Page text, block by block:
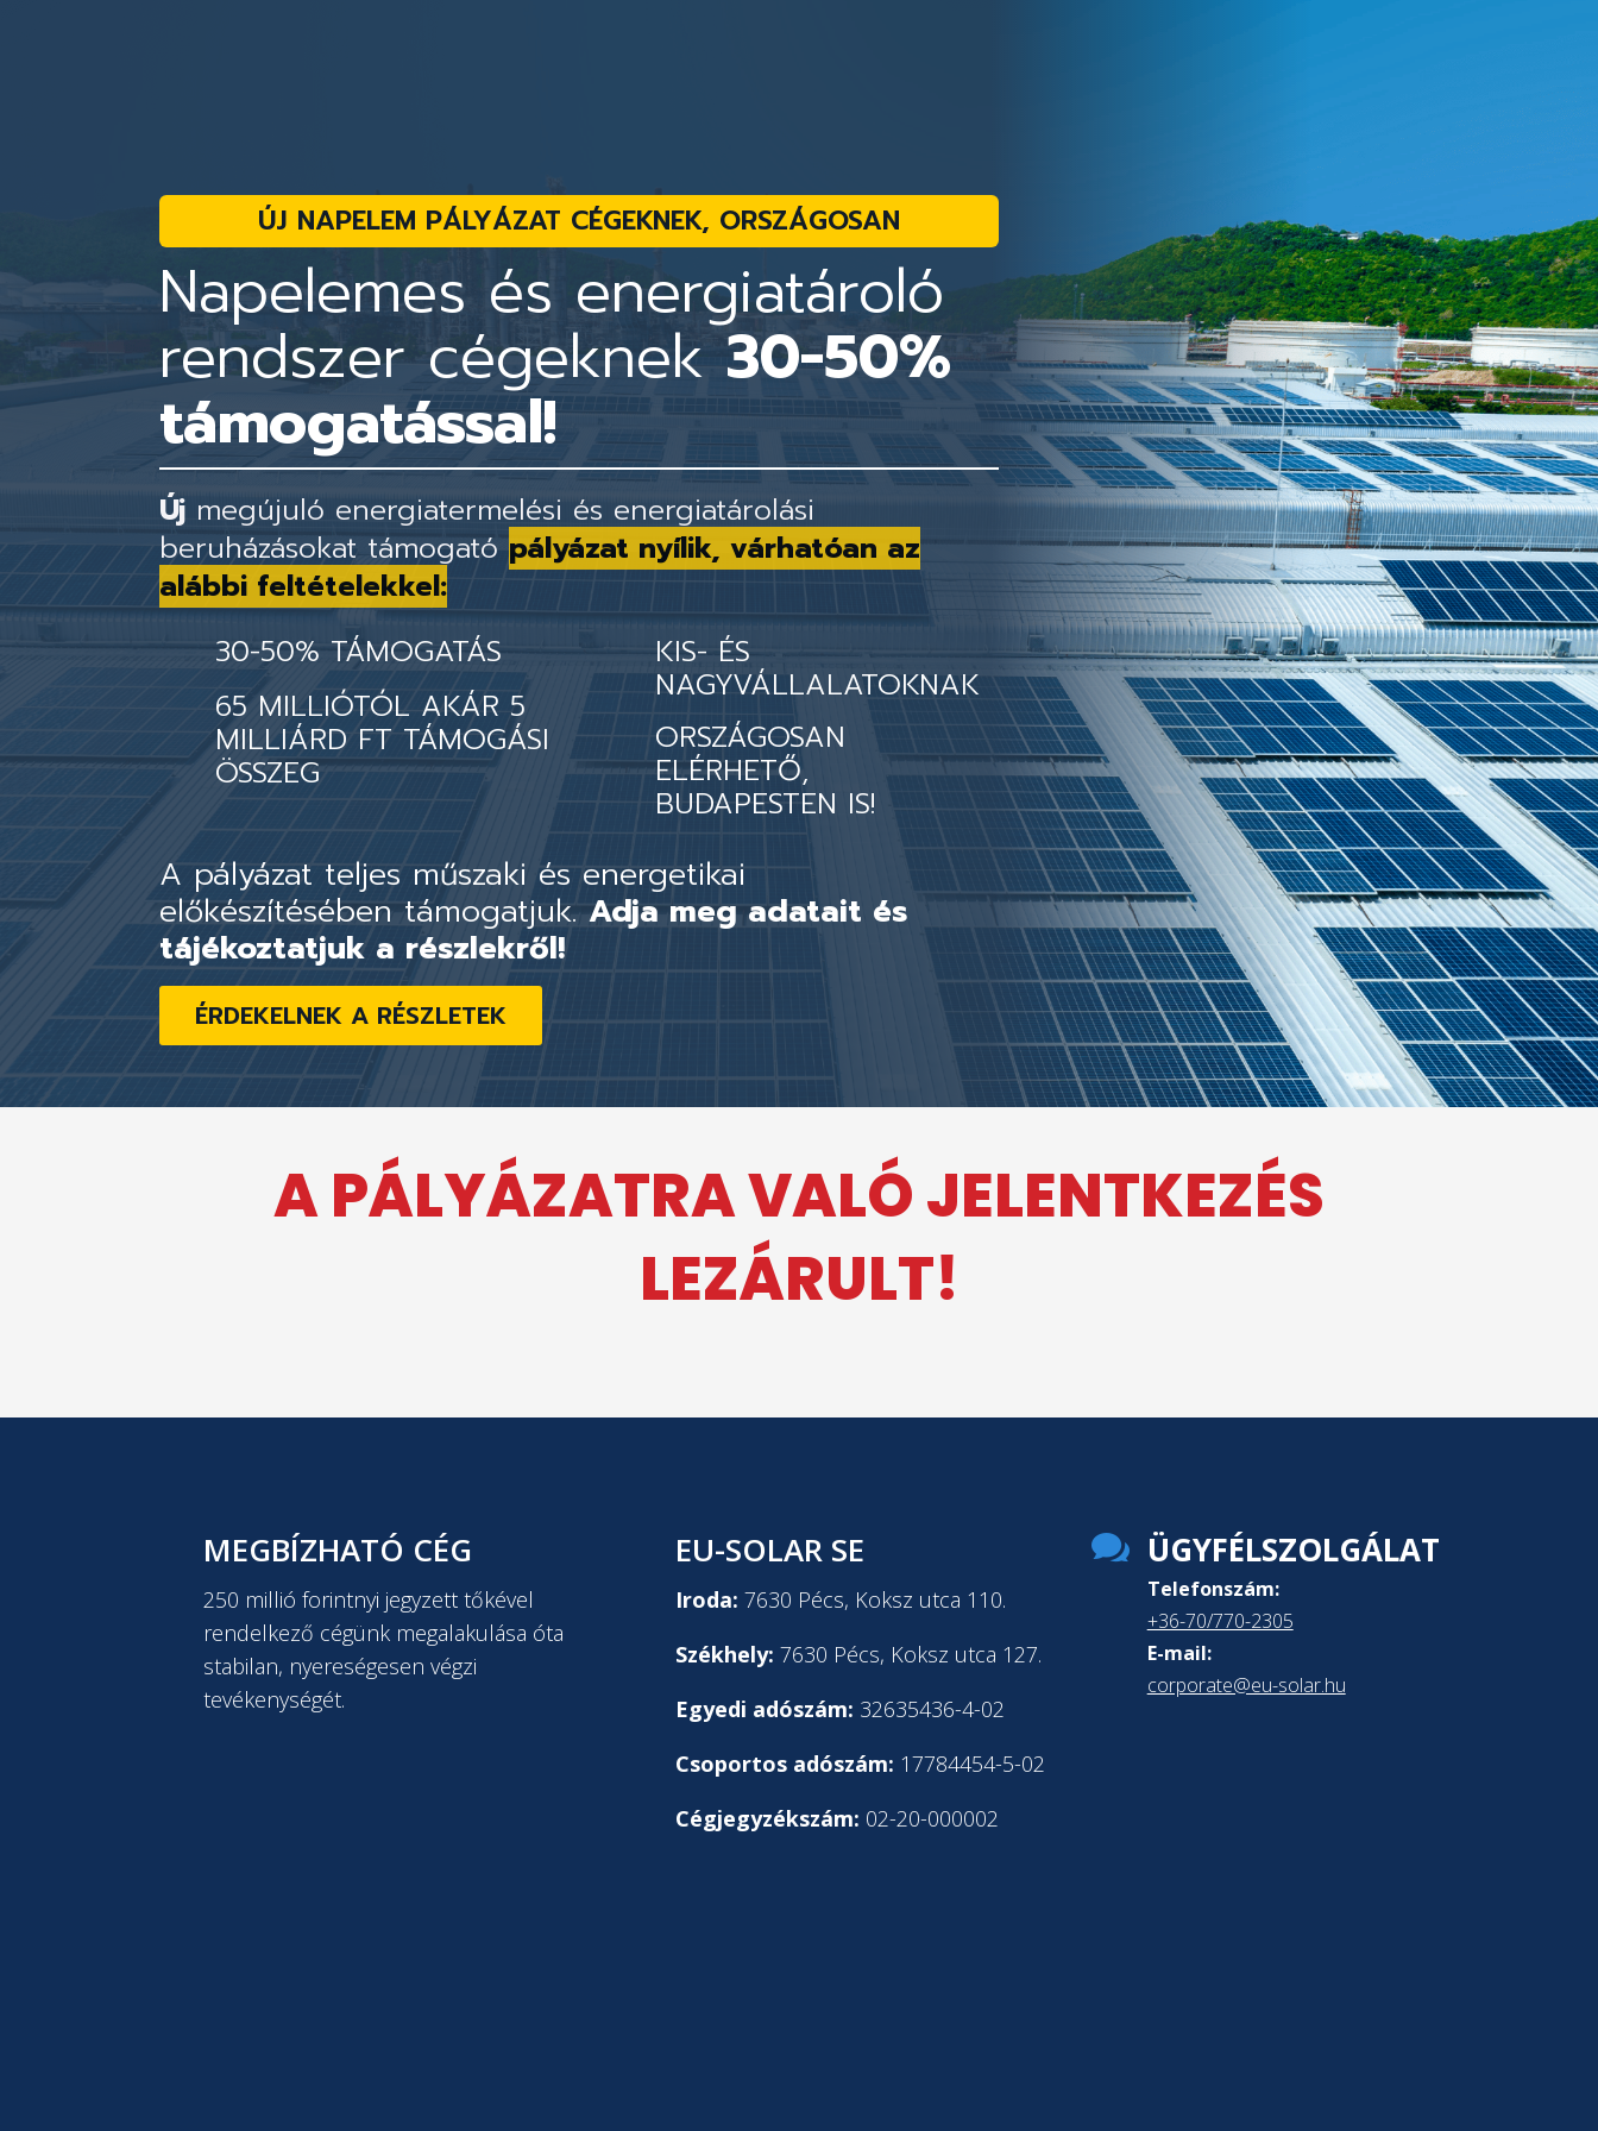
ÚJ NAPELEM PÁLYÁZAT CÉGEKNEK, ORSZÁGOSAN
Napelemes és energiatároló
rendszer cégeknek30-50%
támogatással!
Új megújuló energiatermelési és energiatárolási
beruházásokat támogató pályázat nyílik, várhatóan az
alábbi feltételekkel:
30-50% TÁMOGATÁS
65 MILLIÓTÓL AKÁR 5
MILLIÁRD FT TÁMOGÁSI
ÖSSZEG
KIS- ÉS
NAGYVÁLLALATOKNAK
ORSZÁGOSAN
ELÉRHETŐ,
BUDAPESTEN IS!
A pályázat teljes műszaki és energetikai
előkészítésében támogatjuk.Adja meg adatait és
tájékoztatjuk a részlekről!
ÉRDEKELNEK A RÉSZLETEK
A PÁLYÁZATRA VALÓ JELENTKEZÉS
LEZÁRULT!
MEGBÍZHATÓ CÉG
250 millió forintnyi jegyzett tőkével
rendelkező cégünk megalakulása óta
stabilan, nyereségesen végzi
tevékenységét.
EU-SOLAR SE
Iroda: 7630 Pécs, Koksz utca 110.
Székhely: 7630 Pécs, Koksz utca 127.
Egyedi adószám: 32635436-4-02
Csoportos adószám: 17784454-5-02
Cégjegyzékszám: 02-20-000002
 ÜGYFÉLSZOLGÁLAT
Telefonszám:
+36-70/770-2305
E-mail:
corporate@eu-solar.hu